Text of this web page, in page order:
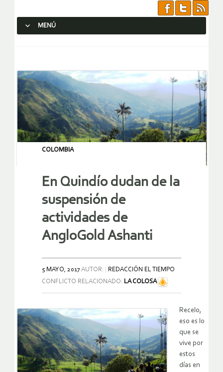
MENÚ
COLOMBIA
En Quindío dudan de la
suspensión de
actividades de
AngloGold Ashanti
5 MAYO, 2017AUTOR:
REDACCIÓN EL TIEMPO
CONFLICTO RELACIONADO: LA COLOSA
Recelo,
eso es lo
que se
vive por
estos
días en